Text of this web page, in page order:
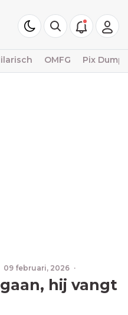
OMFG Pix Dump
09 februari, 2026 ·
hij vangt